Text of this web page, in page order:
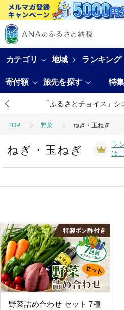
カテゴリ 地域 ランキング
寄付額 旅先を探す 特集
「ふるさとチョイス」
TOP 野菜 ねぎ・玉ねぎ
ねぎ・玉ねぎ
ラ
は
野菜詰め合わせ セット 7種